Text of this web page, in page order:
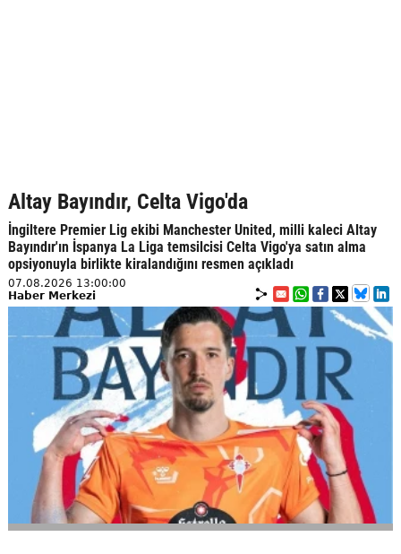
Altay Bayındır, Celta Vigo'da
İngiltere Premier Lig ekibi Manchester United, milli kaleci Altay
Bayındır'ın İspanya La Liga temsilcisi Celta Vigo'ya satın alma
opsiyonuyla birlikte kiralandığını resmen açıkladı
07.08.2026 13:00:00
Haber Merkezi